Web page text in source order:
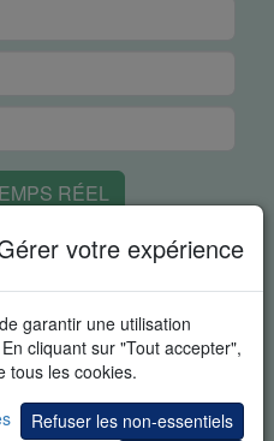
votre expérience
garantir une utilisation
cliquant sur "Tout accepter",
tous les cookies.
Refuser les non-essentiels
RÉEL
spécifiquement
des informations
des invitations à des
Vous pouvez à tout moment
.